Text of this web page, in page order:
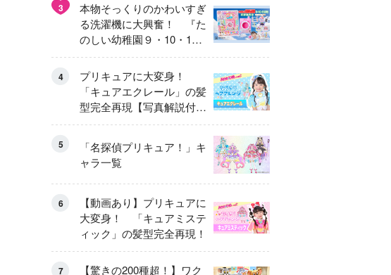
3
本物そっくりのかわいすぎ
る洗濯機に大興奮！ 『た
のしい幼稚園９・10・11
月号』だけのオリジナル付
録「プリキュア くるくる
せんたくき」
4
プリキュアに大変身！
「キュアエクレール」の髪
型完全再現【写真解説付
き】
5
「名探偵プリキュア！」キ
ャラ一覧
6
【動画あり】プリキュアに
大変身！ 「キュアミステ
ィック」の髪型完全再現！
7
【驚きの200種超！】ワク